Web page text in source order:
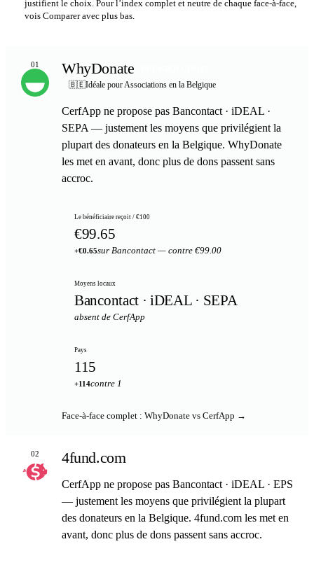
justifient le choix. Pour l’index complet et neutre de chaque face-à-face,
vois Comparer avec plus bas.
01 WhyDonate
🇧🇪Idéale pour Associations en la Belgique
CerfApp ne propose pas Bancontact · iDEAL ·
SEPA — justement les moyens que privilégient la
plupart des donateurs en la Belgique. WhyDonate
les met en avant, donc plus de dons passent sans
accroc.
Le bénéficiaire reçoit / €100
€99.65
+€0.65sur Bancontact — contre €99.00
Moyens locaux
Bancontact · iDEAL · SEPA
absent de CerfApp
Pays
115
+114contre 1
Face-à-face complet : WhyDonate vs CerfApp →
02 4fund.com
CerfApp ne propose pas Bancontact · iDEAL · EPS
— justement les moyens que privilégient la plupart
des donateurs en la Belgique. 4fund.com les met en
avant, donc plus de dons passent sans accroc.